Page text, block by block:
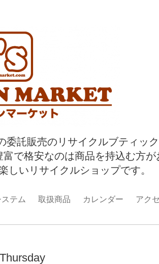
託販売のリサイクルブティッ
で格安なのは商品を持込む方
しいリサイクルショップです。
テム 取扱商品 カレンダー アク